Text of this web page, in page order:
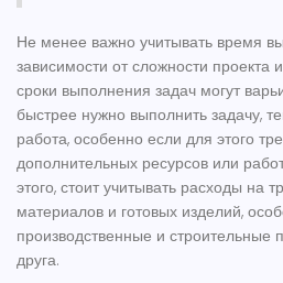
Не менее важно учитывать время
зависимости от сложности проекта
сроки выполнения задач могут
быстрее нужно выполнить задачу,
работа, особенно если для этого
дополнительных ресурсов или
этого, стоит учитывать расходы на
материалов и готовых изделий,
производственные и строительные
друга.